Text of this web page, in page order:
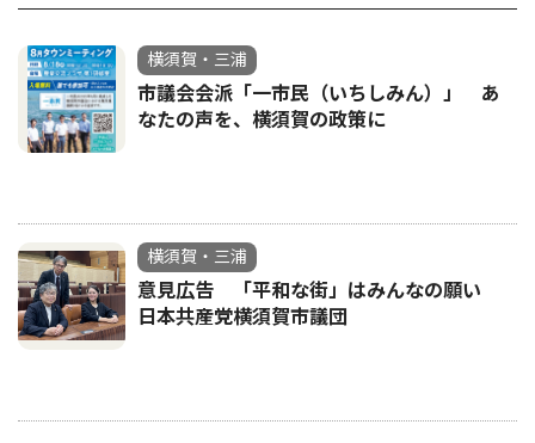
横須賀・三浦
市議会会派「一市民（いちしみん）」 あ
なたの声を、横須賀の政策に
横須賀・三浦
意見広告 「平和な街」はみんなの願い
日本共産党横須賀市議団